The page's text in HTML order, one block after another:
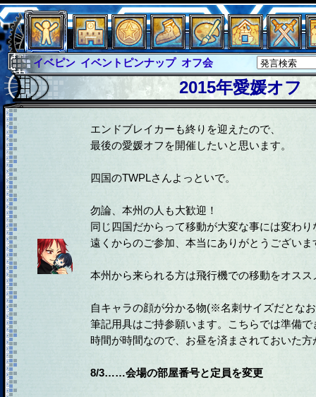
イベピン イベントピンナップ オフ会
グラシャ
グラシャ・ラボラス
グローバルジャスティス サイキックハーツ
サイキックハーツ大戦 シュラウド
ソロモン
ファイナル
アブソーバー
2015年愛媛オフ
エンドブレイカーも終りを迎えたので、
最後の愛媛オフを開催したいと思います。
四国のTWPLさんよっといで。
勿論、本州の人も大歓迎！
同じ四国だからって移動が大変な事には変わり
遠くからのご参加、本当にありがとうございま
本州から来られる方は飛行機での移動をオスス
自キャラの顔が分かる物(※名刺サイズだとな
筆記用具はご持参願います。こちらでは準備で
時間が時間なので、お昼を済まされておいた
8/3……会場の部屋番号と定員を変更